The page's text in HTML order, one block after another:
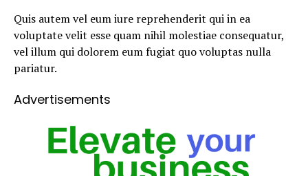
Quis autem vel eum iure reprehenderit qui in ea
voluptate velit esse quam nihil molestiae consequatur,
vel illum qui dolorem eum fugiat quo voluptas nulla
pariatur.
Advertisements